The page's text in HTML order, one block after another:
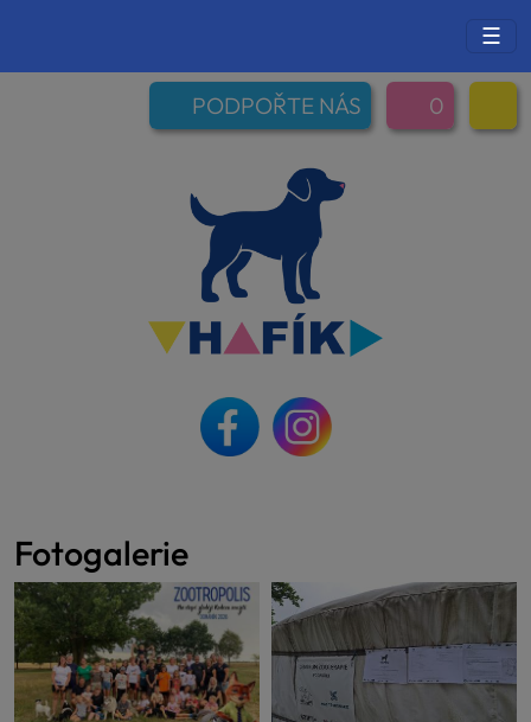
☰
PODPOŘTE NÁS 0
Fotogalerie